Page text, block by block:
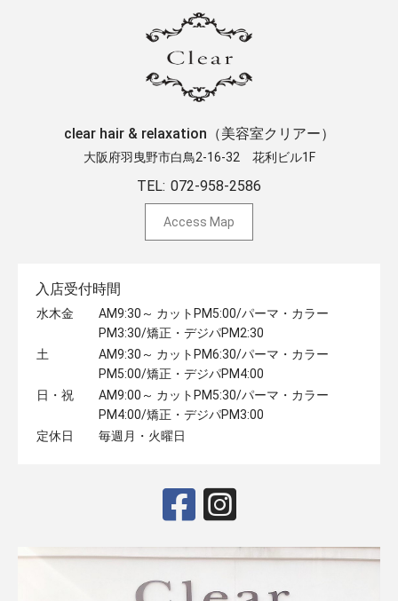
clear hair & relaxation（美容室クリアー）
大阪府羽曳野市白鳥2-16-32 ​花利ビル1F
TEL: 072-958-2586
Access Map
入店受付時間
水木金
AM9:30～ カットPM5:00/パーマ・カラー
PM3:30/矯正・デジパPM2:30
土
AM9:30～ カットPM6:30/パーマ・カラー
PM5:00/矯正・デジパPM4:00
日・祝
AM9:00～ カットPM5:30/パーマ・カラー
PM4:00/矯正・デジパPM3:00
定休日
毎週月・火曜日